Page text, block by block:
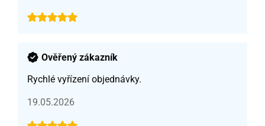
Ověřený zákazník
Rychlé vyřízení objednávky.
19.05.2026